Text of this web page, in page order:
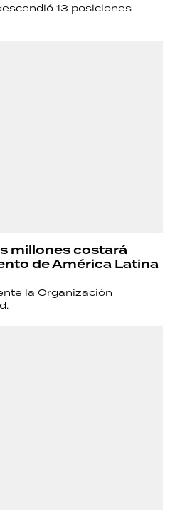
13 posiciones
millones costará
de América Latina
la Organización